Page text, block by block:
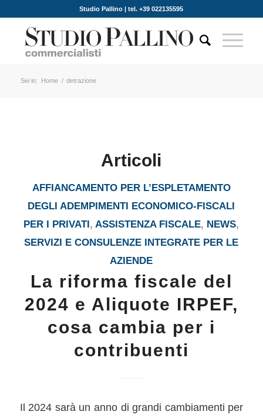
Studio Pallino | tel. +39 022135595
Sei in: Home / detrazione
Articoli
AFFIANCAMENTO PER L’ESPLETAMENTO
DEGLI ADEMPIMENTI ECONOMICO-FISCALI
PER I PRIVATI,ASSISTENZA FISCALE, NEWS,
SERVIZI E CONSULENZE INTEGRATE PER LE
AZIENDE
La riforma fiscale del
2024 e Aliquote IRPEF,
cosa cambia per i
contribuenti
Il 2024 sarà un anno di grandi cambiamenti per